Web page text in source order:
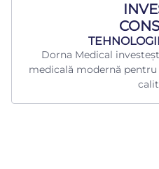
Dorna Medical
medicală modernă